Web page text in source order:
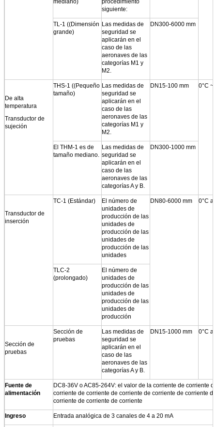
mediano)
procedimiento
siguiente:
TL-1 ((Dimensión
grande)
Las medidas de
seguridad se
aplicarán en el
caso de las
aeronaves de las
categorías M1 y
M2.
DN300-6000 mm
De alta
temperatura
Transductor de
sujeción
THS-1 ((Pequeño
tamaño)
Las medidas de
seguridad se
aplicarán en el
caso de las
aeronaves de las
categorías M1 y
M2.
DN15-100 mm 0°C ~
El THM-1 es de
tamaño mediano.
Las medidas de
seguridad se
aplicarán en el
caso de las
aeronaves de las
categorías A y B.
DN300-1000 mm
Transductor de
inserción
TC-1 (Estándar)
El número de
unidades de
producción de las
unidades de
producción de las
unidades de
producción de las
unidades
DN80-6000 mm 0°C a
TLC-2
(prolongado)
El número de
unidades de
producción de las
unidades de
producción de las
unidades de
producción
Sección de
pruebas
Sección de
pruebas
Las medidas de
seguridad se
aplicarán en el
caso de las
aeronaves de las
categorías A y B.
DN15-1000 mm 0°C a
Fuente de
alimentación
DC8-36V o AC85-264V: el valor de la corriente de corriente
corriente de corriente de corriente de corriente de corriente
corriente de corriente de corriente
Ingreso Entrada analógica de 3 canales de 4 a 20 mA